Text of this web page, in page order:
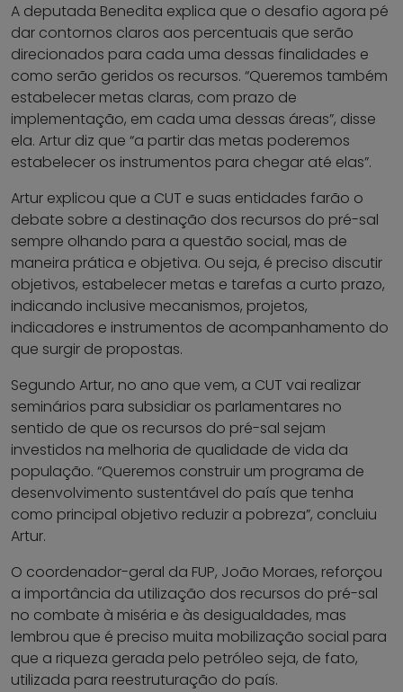
A deputada Benedita explica que o desafio agora pé
dar contornos claros aos percentuais que serão
direcionados para cada uma dessas finalidades e
como serão geridos os recursos. “Queremos também
estabelecer metas claras, com prazo de
implementação, em cada uma dessas áreas”, disse
ela. Artur diz que “a partir das metas poderemos
estabelecer os instrumentos para chegar até elas”.
Artur explicou que a CUT e suas entidades farão o
debate sobre a destinação dos recursos do pré-sal
sempre olhando para a questão social, mas de
maneira prática e objetiva. Ou seja, é preciso discutir
objetivos, estabelecer metas e tarefas a curto prazo,
indicando inclusive mecanismos, projetos,
indicadores e instrumentos de acompanhamento do
que surgir de propostas.
Segundo Artur, no ano que vem, a CUT vai realizar
seminários para subsidiar os parlamentares no
sentido de que os recursos do pré-sal sejam
investidos na melhoria de qualidade de vida da
população. “Queremos construir um programa de
desenvolvimento sustentável do país que tenha
como principal objetivo reduzir a pobreza”, concluiu
Artur.
O coordenador-geral da FUP, João Moraes, reforçou
a importância da utilização dos recursos do pré-sal
no combate à miséria e às desigualdades, mas
lembrou que é preciso muita mobilização social para
que a riqueza gerada pelo petróleo seja, de fato,
utilizada para reestruturação do país.